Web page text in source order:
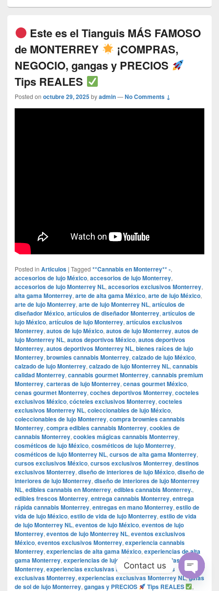
Este es el Tianguis MÁS FAMOSO
de MONTERREY
¡COMPRAS,
NEGOCIO, gangas y PRECIOS
Tips REALES
Posted on octubre 29, 2025byadmin—No Comments ↓
Posted in Articulos | Tagged **Cannabis en Monterrey** -,
accesorios de lujo México, accesorios de lujo Monterrey,
accesorios de lujo Monterrey NL, accesorios exclusivos Monterrey,
alta gama Monterrey, arte de alta gama México, arte de lujo México,
arte de lujo Monterrey, arte de lujo Monterrey NL, artículos de
diseñador México, artículos de diseñador Monterrey, artículos de
lujo México, artículos de lujo Monterrey, artículos exclusivos
Monterrey, autos de lujo México, autos de lujo Monterrey, autos de
lujo Monterrey NL, autos deportivos México, autos deportivos
Monterrey, autos deportivos Monterrey NL, bienes raíces de lujo
Monterrey, brownies cannabis Monterrey, calzado de lujo México,
calzado de lujo Monterrey, calzado de lujo Monterrey NL, cannabis
calidad Monterrey, cannabis gourmet Monterrey, cannabis premium
Monterrey, carteras de lujo Monterrey, cenas gourmet México,
cenas gourmet Monterrey, coches deportivos Monterrey, cocteles
exclusivos México, cócteles exclusivos Monterrey, cocteles
exclusivos Monterrey NL, coleccionables de lujo México,
coleccionables de lujo Monterrey, compra brownies cannabis
Monterrey, compra edibles cannabis Monterrey, cookies de
cannabis Monterrey, cookies mágicas cannabis Monterrey,
cosméticos de lujo México, cosméticos de lujo Monterrey,
cosméticos de lujo Monterrey NL, cursos de alta gama Monterrey,
cursos exclusivos México, cursos exclusivos Monterrey, destinos
exclusivos Monterrey, diseño de interiores de lujo México, diseño de
interiores de lujo Monterrey, diseño de interiores de lujo Monterrey
NL, edibles cannabis en Monterrey, edibles cannabis Monterrey.,
edibles frescos Monterrey, entrega cannabis Monterrey, entrega
rápida cannabis Monterrey, entregas en mano Monterrey, estilo de
vida de lujo México, estilo de vida de lujo Monterrey, estilo de vida
de lujo Monterrey NL, eventos de lujo México, eventos de lujo
Monterrey, eventos de lujo Monterrey NL, eventos exclusivos
México, eventos exclusivos Monterrey, experiencia cannabis
Monterrey, experiencias de alta gama México, experiencias de alta
gama Monterrey, experiencias de lujo México
experiencias de lujo
Monterrey, experiencias exclusivas México ,experiencias
exclusivas Monterrey, experiencias exclusivas Monterrey NL,gafas
de sol de lujo Monterrey, gangas y PRECIOS Tips REALES ,
Contact us
Open